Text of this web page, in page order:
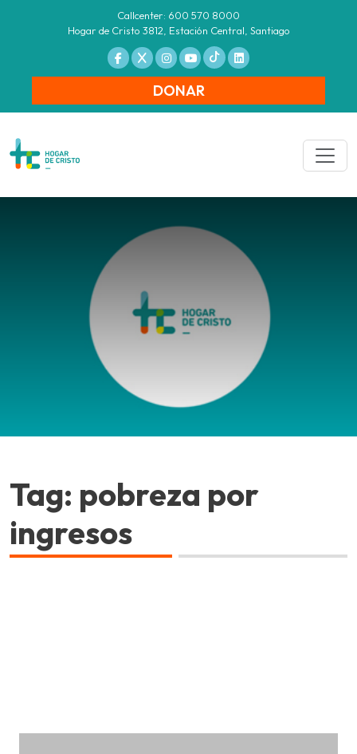
Callcenter: 600 570 8000
Hogar de Cristo 3812, Estación Central, Santiago
DONAR
Tag: pobreza por
ingresos